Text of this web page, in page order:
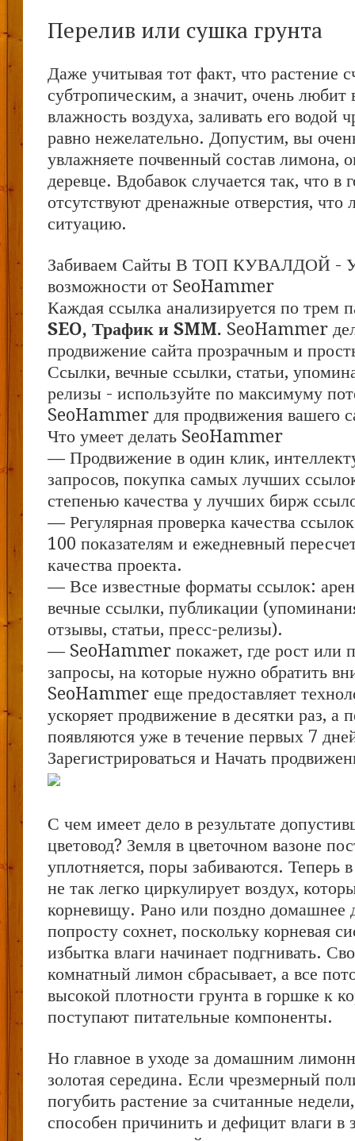
Перелив или сушка грунта
Даже учитывая тот факт, что растение
субтропическим, а значит, очень любит
влажность воздуха, заливать его водой
равно нежелательно. Допустим, вы
увлажняете почвенный состав лимона,
деревце. Вдобавок случается так, что в
отсутствуют дренажные отверстия,
ситуацию.
Забиваем Сайты В ТОП КУВАЛДОЙ -
возможности от SeoHammer
Каждая ссылка анализируется по трем
SEO, Трафик и SMM. SeoHammer
продвижение сайта прозрачным и
Ссылки, вечные ссылки, статьи,
релизы - используйте по максимуму
SeoHammer для продвижения вашего
Что умеет делать SeoHammer
— Продвижение в один клик,
запросов, покупка самых лучших
степенью качества у лучших бирж
— Регулярная проверка качества
100 показателям и ежедневный
качества проекта.
— Все известные форматы ссылок:
вечные ссылки, публикации
отзывы, статьи, пресс-релизы).
— SeoHammer покажет, где рост или
запросы, на которые нужно обратить
SeoHammer еще предоставляет
ускоряет продвижение в десятки раз, а
появляются уже в течение первых 7
Зарегистрироваться и Начать
С чем имеет дело в результате
цветовод? Земля в цветочном вазоне
уплотняется, поры забиваются. Теперь
не так легко циркулирует воздух,
корневищу. Рано или поздно домашнее
попросту сохнет, поскольку корневая
избытка влаги начинает подгнивать.
комнатный лимон сбрасывает, а все
высокой плотности грунта в горшке к
поступают питательные компоненты.
Но главное в уходе за домашним
золотая середина. Если чрезмерный
погубить растение за считанные
способен причинить и дефицит влаги в